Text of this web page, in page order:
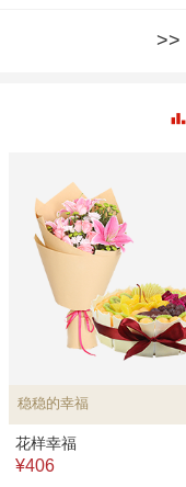
稳稳的幸福
花样幸福
¥406